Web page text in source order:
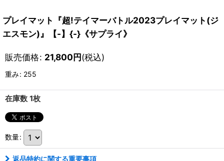
プレイマット『超!テイマーバトル2023プレイマット(ジ
エスモン)』【-】{-}《サプライ》
販売価格: 21,800円(税込)
重み: 255
在庫数 1枚
数量:
返品特約に関する重要事項